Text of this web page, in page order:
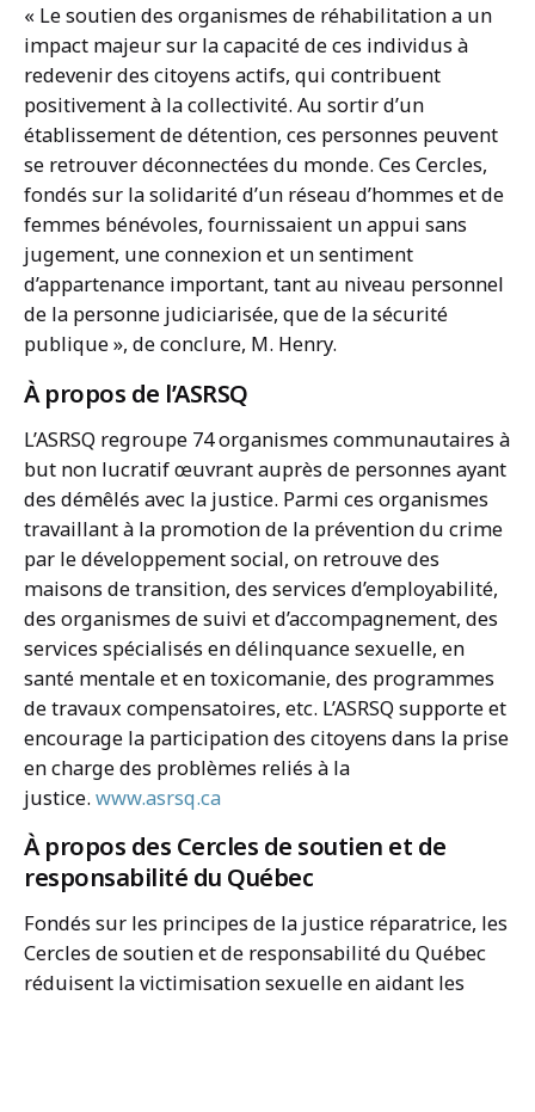
« Le soutien des organismes de réhabilitation a un
impact majeur sur la capacité de ces individus à
redevenir des citoyens actifs, qui contribuent
positivement à la collectivité. Au sortir d’un
établissement de détention, ces personnes peuvent
se retrouver déconnectées du monde. Ces Cercles,
fondés sur la solidarité d’un réseau d’hommes et de
femmes bénévoles, fournissaient un appui sans
jugement, une connexion et un sentiment
d’appartenance important, tant au niveau personnel
de la personne judiciarisée, que de la sécurité
publique », de conclure, M. Henry.
À propos de l’ASRSQ
L’ASRSQ regroupe 74 organismes communautaires à
but non lucratif œuvrant auprès de personnes ayant
des démêlés avec la justice. Parmi ces organismes
travaillant à la promotion de la prévention du crime
par le développement social, on retrouve des
maisons de transition, des services d’employabilité,
des organismes de suivi et d’accompagnement, des
services spécialisés en délinquance sexuelle, en
santé mentale et en toxicomanie, des programmes
de travaux compensatoires, etc. L’ASRSQ supporte et
encourage la participation des citoyens dans la prise
en charge des problèmes reliés à la
justice. www.asrsq.ca
À propos des Cercles de soutien et de
responsabilité du Québec
Fondés sur les principes de la justice réparatrice, les
Cercles de soutien et de responsabilité du Québec
réduisent la victimisation sexuelle en aidant les